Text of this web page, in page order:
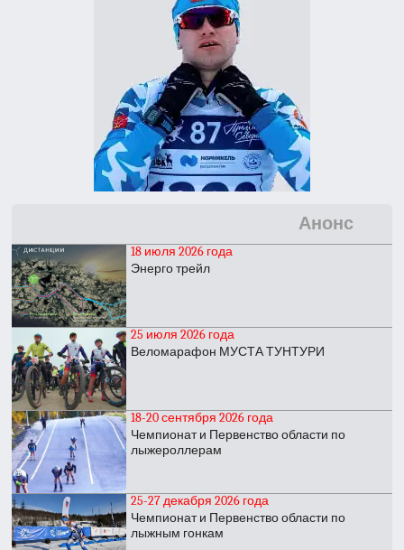
Анонс
18 июля 2026 года
Энерго трейл
25 июля 2026 года
Веломарафон МУСТА ТУНТУРИ
18-20 сентября 2026 года
Чемпионат и Первенство области по
лыжероллерам
25-27 декабря 2026 года
Чемпионат и Первенство области по
лыжным гонкам